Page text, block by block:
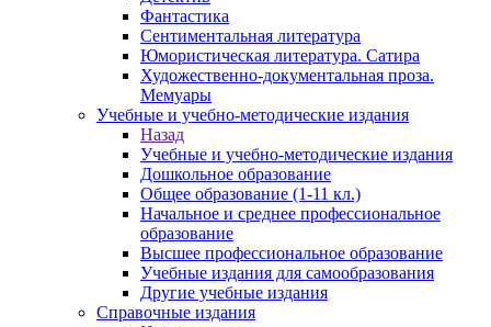
Фантастика
Сентиментальная литература
Юмористическая литература. Сатира
Художественно-документальная проза.
Мемуары
Учебные и учебно-методические издания
Назад
Учебные и учебно-методические издания
Дошкольное образование
Общее образование (1-11 кл.)
Начальное и среднее профессиональное
образование
Высшее профессиональное образование
Учебные издания для самообразования
Другие учебные издания
Справочные издания